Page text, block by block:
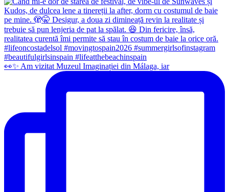
👀✨️ Am vizitat Muzeul Imaginației din Málaga, iar